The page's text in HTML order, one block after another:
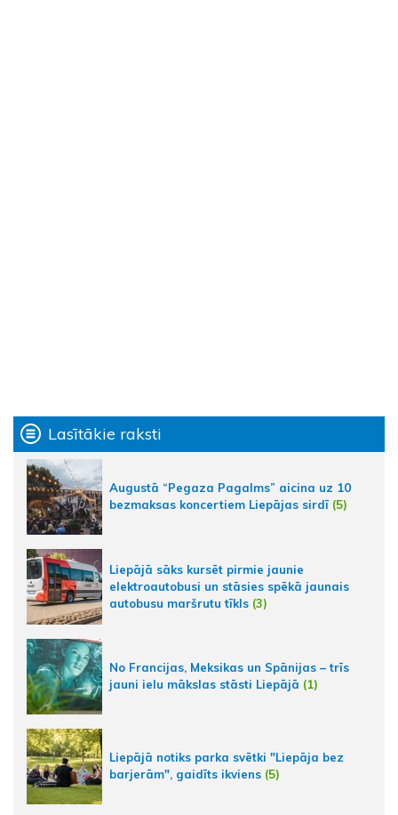
Lasītākie raksti
Augustā “Pegaza Pagalms” aicina uz 10
bezmaksas koncertiem Liepājas sirdī (5)
Liepājā sāks kursēt pirmie jaunie
elektroautobusi un stāsies spēkā jaunais
autobusu maršrutu tīkls (3)
No Francijas, Meksikas un Spānijas – trīs
jauni ielu mākslas stāsti Liepājā (1)
Liepājā notiks parka svētki "Liepāja bez
barjerām", gaidīts ikviens (5)